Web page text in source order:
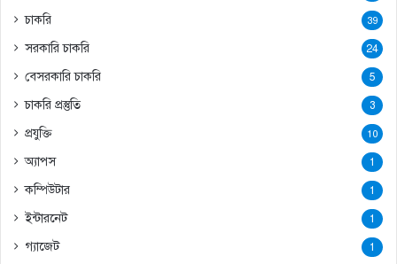
চাকরি 39
সরকারি চাকরি 24
বেসরকারি চাকরি 5
চাকরি প্রস্তুতি 3
প্রযুক্তি 10
অ্যাপস 1
কম্পিউটার 1
ইন্টারনেট 1
গ্যাজেট 1